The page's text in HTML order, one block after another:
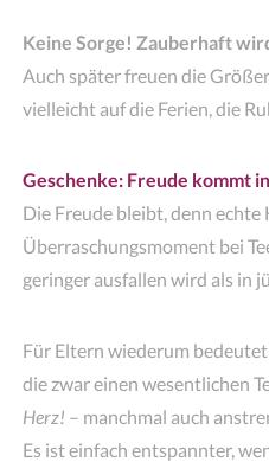
Keine Sorge! Zauberhaft
Auch später freuen die
vielleicht auf die Ferien, die
Geschenke: Freude kommt
Die Freude bleibt, denn echte
Überraschungsmoment bei
geringer ausfallen wird als in
Für Eltern wiederum
die zwar einen wesentlichen
Herz! – manchmal auch
Es ist einfach entspannter,